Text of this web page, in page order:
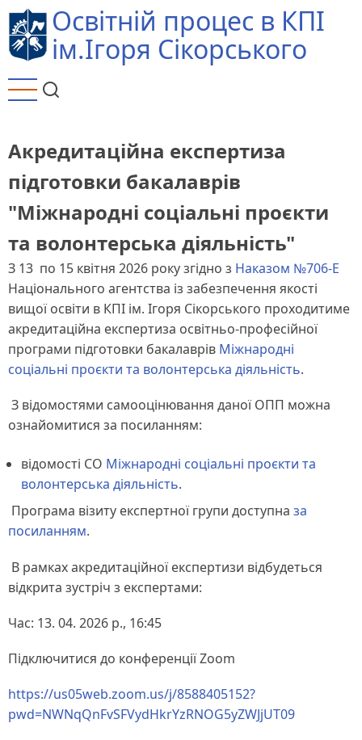
Перейти
до
основного
Освітній процес в КПІ
ім.Ігоря Сікорського
Акредитаційна експертиза
підготовки бакалаврів
"Міжнародні соціальні проєкти
та волонтерська діяльність"
З 13 по 15 квітня 2026 року згідно з Наказом №706-Е
Національного агентства із забезпечення якості
вищої освіти в КПІ ім. Ігоря Сікорського проходитиме
акредитаційна експертиза освітньо-професійної
програми підготовки бакалаврів Міжнародні
соціальні проєкти та волонтерська діяльність.
З відомостями самооцінювання даної ОПП можна
ознайомитися за посиланням:
відомості СО Міжнародні соціальні проєкти та
волонтерська діяльність.
Програма візиту експертної групи доступна за
посиланням.
В рамках акредитаційної експертизи відбудеться
відкрита зустріч з експертами:
Час: 13. 04. 2026 р., 16:45
Підключитися до конференції Zoom
https://us05web.zoom.us/j/8588405152?
pwd=NWNqQnFvSFVydHkrYzRNOG5yZWJjUT09